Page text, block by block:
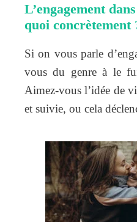
L’engagement
quoi concrètement
Si on vous parle
vous du genre à le
Aimez-vous l’idée de
et suivie, ou cela